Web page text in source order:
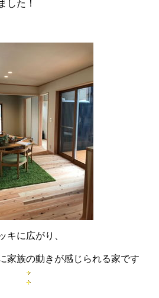
した！
キに広がり、
家族の動きが感じられる家です